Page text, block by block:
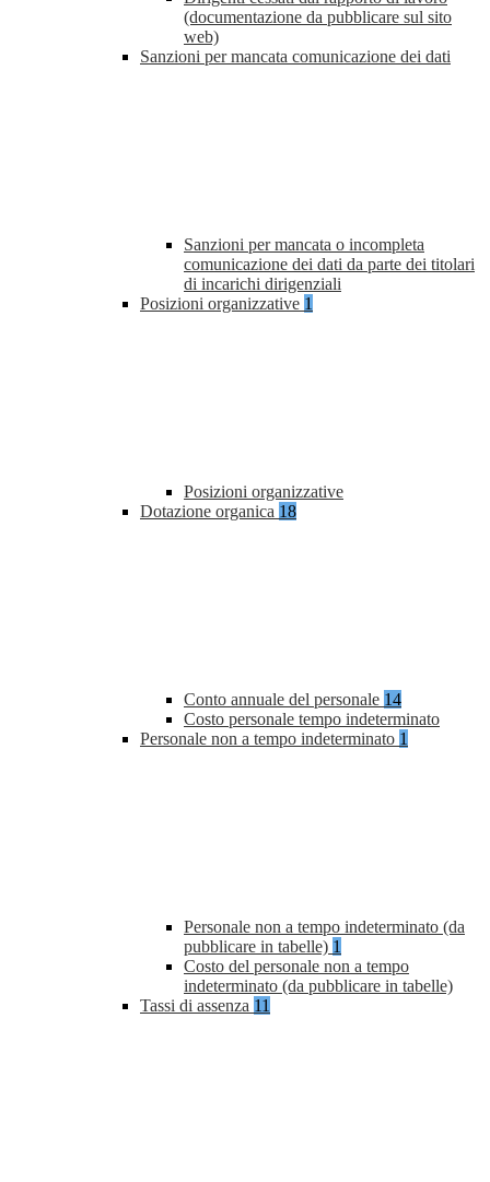
(documentazione da pubblicare sul sito
web)
Sanzioni per mancata comunicazione dei dati
Sanzioni per mancata o incompleta
comunicazione dei dati da parte dei titolari
di incarichi dirigenziali
Posizioni organizzative 1
Posizioni organizzative
Dotazione organica 18
Conto annuale del personale 14
Costo personale tempo indeterminato
Personale non a tempo indeterminato 1
Personale non a tempo indeterminato (da
pubblicare in tabelle) 1
Costo del personale non a tempo
indeterminato (da pubblicare in tabelle)
Tassi di assenza 11